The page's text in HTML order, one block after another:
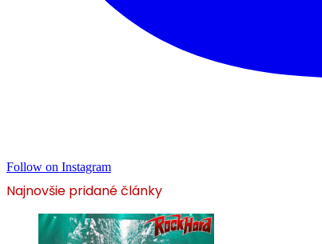
Follow on Instagram
Najnovšie pridané články